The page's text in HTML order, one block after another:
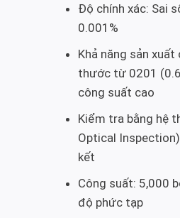
Độ chính xác: Sai
0.001%
Khả năng sản xuất
thước từ 0201
công suất cao
Kiểm tra bằng hệ
Optical
kết
Công suất: 5,000
độ phức tạp